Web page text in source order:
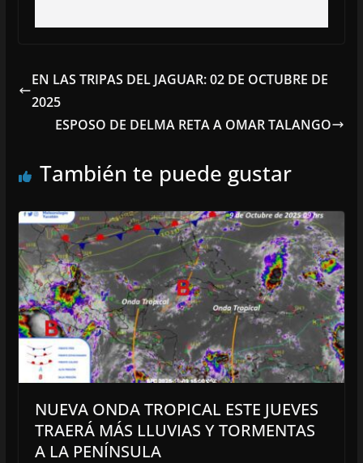
EN LAS TRIPAS DEL JAGUAR: 02 DE OCTUBRE DE
2025
ESPOSO DE DELMA RETA A OMAR TALANGO
También te puede gustar
NUEVA ONDA TROPICAL ESTE JUEVES
TRAERÁ MÁS LLUVIAS Y TORMENTAS
A LA PENÍNSULA